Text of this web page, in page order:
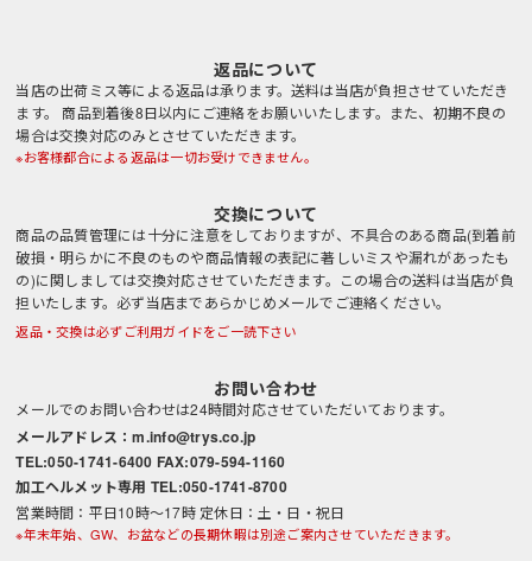
返品について
当店の出荷ミス等による返品は承ります。送料は当店が負担させていただき
ます。 商品到着後8日以内にご連絡をお願いいたします。また、初期不良の
場合は交換対応のみとさせていただきます。
※お客様都合による返品は一切お受けできません。
交換について
商品の品質管理には十分に注意をしておりますが、不具合のある商品(到着前
破損・明らかに不良のものや商品情報の表記に著しいミスや漏れがあったも
の)に関しましては交換対応させていただきます。この場合の送料は当店が負
担いたします。必ず当店まであらかじめメールでご連絡ください。
返品・交換は必ずご利用ガイドをご一読下さい
お問い合わせ
メールでのお問い合わせは24時間対応させていただいております。
メールアドレス：m.info@trys.co.jp
TEL:050-1741-6400 FAX:079-594-1160
加工ヘルメット専用 TEL:050-1741-8700
営業時間：平日10時～17時 定休日：土・日・祝日
※年末年始、GW、お盆などの長期休暇は別途ご案内させていただきます。